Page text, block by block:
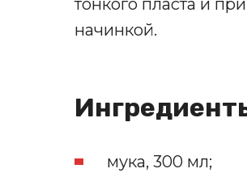
начинкой.
мука, 300 мл;